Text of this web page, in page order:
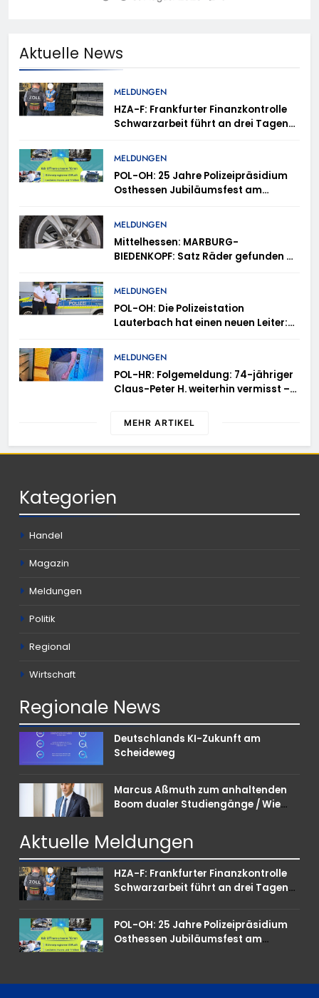
Aktuelle News
MELDUNGEN
HZA-F: Frankfurter Finanzkontrolle
Schwarzarbeit führt an drei Tagen
Sicherheitsgewerbe durch
MELDUNGEN
POL-OH: 25 Jahre Polizeipräsidium
Osthessen Jubiläumsfest am
Bürgerinnen und Bürger erhalten
spannende Einblicke in die
Polizeiarbeit
MELDUNGEN
Mittelhessen: MARBURG-
BIEDENKOPF: Satz Räder gefunden –
MELDUNGEN
POL-OH: Die Polizeistation
Lauterbach hat einen neuen Leiter:
MELDUNGEN
POL-HR: Folgemeldung: 74-jähriger
Claus-Peter H. weiterhin vermisst –
MEHR ARTIKEL
Kategorien
Handel
Magazin
Meldungen
Politik
Regional
Wirtschaft
Regionale News
Deutschlands KI-Zukunft am
Scheideweg
Marcus Aßmuth zum anhaltenden
Boom dualer Studiengänge / Wie
punkten können
Aktuelle Meldungen
HZA-F: Frankfurter Finanzkontrolle
Schwarzarbeit führt an drei Tagen
Sicherheitsgewerbe durch
POL-OH: 25 Jahre Polizeipräsidium
Osthessen Jubiläumsfest am
spannende Einblicke in die